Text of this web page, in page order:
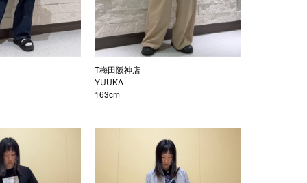
T梅田阪神店
YUUKA
163cm